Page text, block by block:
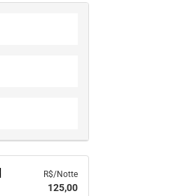
R$/Notte
125,00